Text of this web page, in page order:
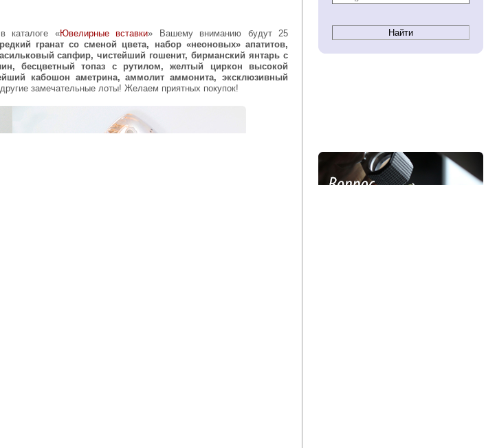
каталоге «Ювелирные вставки» Вашему вниманию будут 25
гранат со сменой цвета, набор «неоновых» апатитов,
сапфир, чистейший гошенит, бирманский янтарь с
бесцветный топаз с рутилом, желтый циркон высокой
кабошон аметрина, аммолит аммонита, эксклюзивный
замечательные лоты! Желаем приятных покупок!